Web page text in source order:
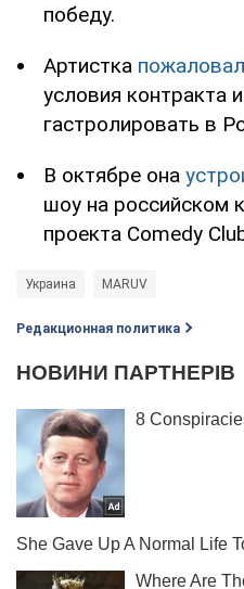
победу.
Артистка
условия контракта
гастролировать в
В октябре она
шоу на российском
проекта Comedy
Украина MARUV
Редакционная политика